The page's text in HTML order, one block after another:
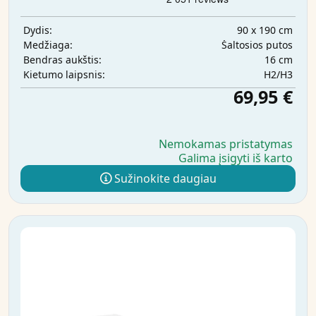
Dydis:
90 x 190 cm
Medžiaga:
Šaltosios putos
Bendras aukštis:
16 cm
Kietumo laipsnis:
H2/H3
69,95 €
Nemokamas pristatymas
Galima įsigyti iš karto
Sužinokite daugiau